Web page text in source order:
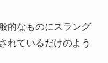
的なものにスラング
れているだけのよう